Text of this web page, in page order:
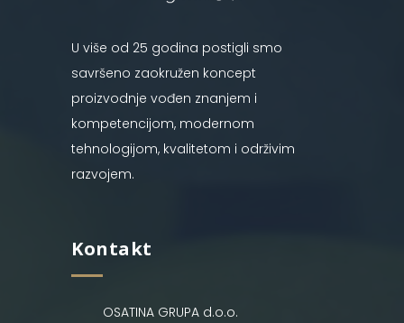
U više od 25 godina postigli smo
savršeno zaokružen koncept
proizvodnje vođen znanjem i
kompetencijom, modernom
tehnologijom, kvalitetom i održivim
razvojem.
Kontakt
OSATINA GRUPA d.o.o.